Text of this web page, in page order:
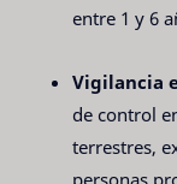
entre 1 y 6
Vigilancia
de control
terrestres,
personas